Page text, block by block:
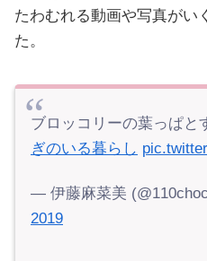
たわむれる動画や写真がい
た。
ブロッコリーの葉っぱと
ぎのいる暮らし
— 伊藤麻菜美
2019